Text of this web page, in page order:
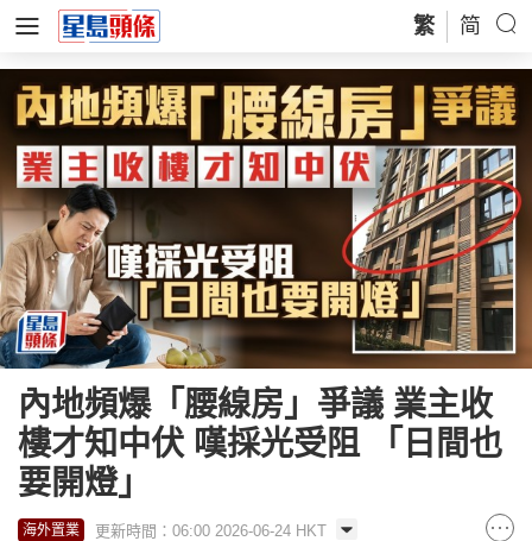
繁 简
內地頻爆「腰線房」爭議 業主收
樓才知中伏 嘆採光受阻 「日間也
要開燈」
海外置業 更新時間：06:00 2026-06-24 HKT